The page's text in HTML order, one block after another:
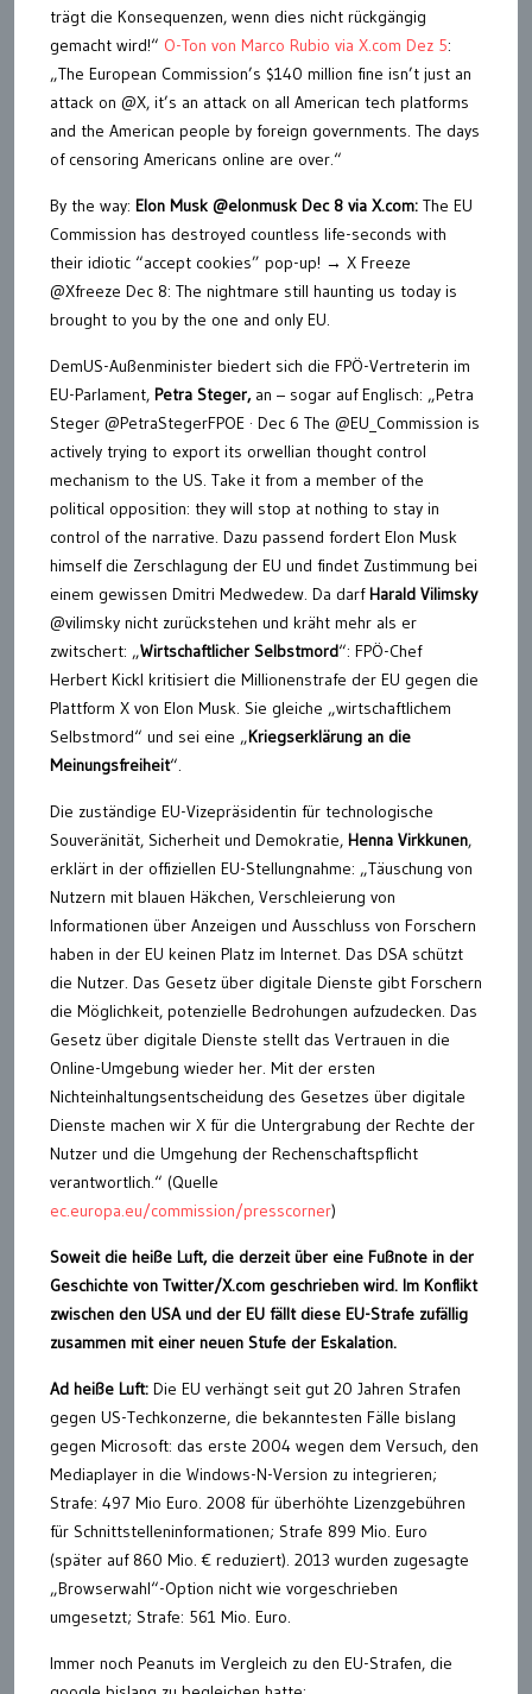
trägt die Konsequenzen, wenn dies nicht rückgängig
gemacht wird!“ O-Ton von Marco Rubio via X.com Dez 5:
„The European Commission’s $140 million fine isn’t just an
attack on @X, it’s an attack on all American tech platforms
and the American people by foreign governments. The days
of censoring Americans online are over.“
By the way: Elon Musk @elonmusk Dec 8 via X.com: The EU
Commission has destroyed countless life-seconds with
their idiotic “accept cookies” pop-up! → X Freeze
@Xfreeze Dec 8: The nightmare still haunting us today is
brought to you by the one and only EU.
DemUS-Außenminister biedert sich die FPÖ-Vertreterin im
EU-Parlament, Petra Steger,an – sogar auf Englisch: „Petra
Steger @PetraStegerFPOE · Dec 6 The @EU_Commission is
actively trying to export its orwellian thought control
mechanism to the US. Take it from a member of the
political opposition: they will stop at nothing to stay in
control of the narrative. Dazu passend fordert Elon Musk
himself die Zerschlagung der EU und findet Zustimmung bei
einem gewissen Dmitri Medwedew. Da darfHarald Vilimsky
@vilimsky nicht zurückstehen und kräht mehr als er
zwitschert: „Wirtschaftlicher Selbstmord“: FPÖ-Chef
Herbert Kickl kritisiert die Millionenstrafe der EU gegen die
Plattform X von Elon Musk. Sie gleiche „wirtschaftlichem
Selbstmord“ und sei eine „Kriegserklärung an die
Meinungsfreiheit“.
Die zuständige EU-Vizepräsidentin für technologische
Souveränität, Sicherheit und Demokratie, Henna Virkkunen,
erklärt in der offiziellen EU-Stellungnahme: „Täuschung von
Nutzern mit blauen Häkchen, Verschleierung von
Informationen über Anzeigen und Ausschluss von Forschern
haben in der EU keinen Platz im Internet. Das DSA schützt
die Nutzer. Das Gesetz über digitale Dienste gibt Forschern
die Möglichkeit, potenzielle Bedrohungen aufzudecken. Das
Gesetz über digitale Dienste stellt das Vertrauen in die
Online-Umgebung wieder her. Mit der ersten
Nichteinhaltungsentscheidung des Gesetzes über digitale
Dienste machen wir X für die Untergrabung der Rechte der
Nutzer und die Umgehung der Rechenschaftspflicht
verantwortlich.“ (Quelle
ec.europa.eu/commission/presscorner)
Soweit die heiße Luft, die derzeit über eine Fußnote in der
Geschichte von Twitter/X.com geschrieben wird. Im Konflikt
zwischen den USA und der EU fällt diese EU-Strafe zufällig
zusammen mit einer neuen Stufe der Eskalation.
Ad heiße Luft: Die EU verhängt seit gut 20 Jahren Strafen
gegen US-Techkonzerne, die bekanntesten Fälle bislang
gegen Microsoft: das erste 2004 wegen dem Versuch, den
Mediaplayer in die Windows-N-Version zu integrieren;
Strafe: 497 Mio Euro. 2008 für überhöhte Lizenzgebühren
für Schnittstelleninformationen; Strafe 899 Mio. Euro
(später auf 860 Mio. € reduziert). 2013 wurden zugesagte
„Browserwahl“-Option nicht wie vorgeschrieben
umgesetzt; Strafe: 561 Mio. Euro.
Immer noch Peanuts im Vergleich zu den EU-Strafen, die